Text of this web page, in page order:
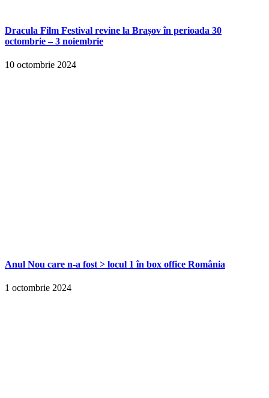
Dracula Film Festival revine la Brașov în perioada 30
octombrie – 3 noiembrie
10 octombrie 2024
Anul Nou care n-a fost > locul 1 în box office România
1 octombrie 2024